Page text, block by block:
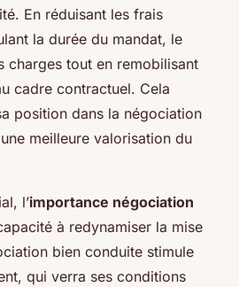
En réduisant les frais
la durée du mandat, le
charges tout en remobilisant
cadre contractuel. Cela
position dans la négociation
meilleure valorisation du
l’importance négociation
à redynamiser la mise
bien conduite stimule
qui verra ses conditions